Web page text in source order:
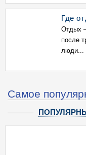
Где
Отдых
после
люди...
Самое